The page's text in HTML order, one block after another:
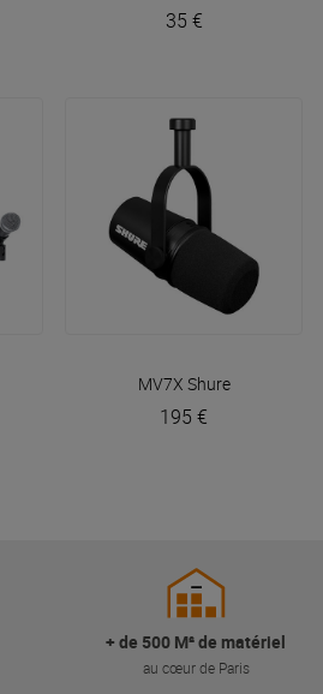
35 €
MV7X Shure
195 €
+ de 500 M² de matériel
au cœur de Paris